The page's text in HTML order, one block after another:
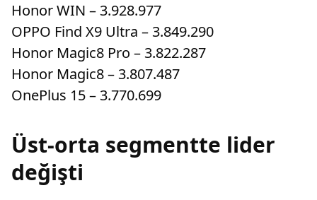
Honor WIN – 3.928.977
OPPO Find X9 Ultra – 3.849.290
Honor Magic8 Pro – 3.822.287
Honor Magic8 – 3.807.487
OnePlus 15 – 3.770.699
Üst-orta segmentte lider
değişti